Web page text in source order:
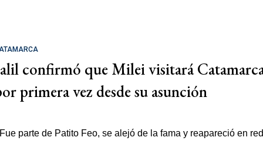
confirmó que Milei visitará
primera vez desde su asunción